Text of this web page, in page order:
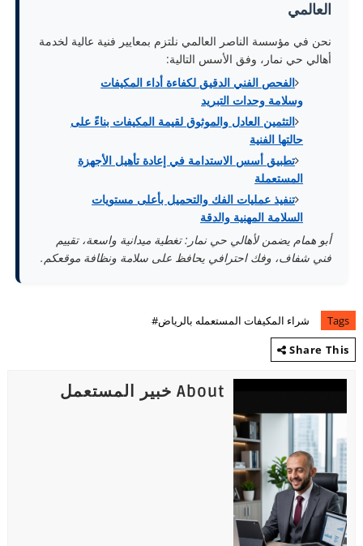
العالمي
نحن في مؤسسة الناصر العالمي نلتزم بمعايير فنية عالية لخدمة
أهالي حي نمار، وفق الأسس التالية:
الفحص الفني الدقيق لكفاءة أداء المكيفات
وسلامة وحدات التبريد
التثمين العادل والموثوق لقيمة المكيفات بناءً على
حالتها الفنية
تطبيق أسس الاستدامة في إعادة تأهيل الأجهزة
المستعملة
تنفيذ عمليات الفك والتحميل بأعلى مستويات
السلامة المهنية والدقة
أبو همام يضمن لأهالي حي نمار: تغطية ميدانية واسعة، تقييم
فني شفاف، وفك احترافي يحافظ على سلامة ونظافة موقعكم.
Tags
شراء المكيفات المستعمله بالرياض#
Share This
About خبير المستعمل